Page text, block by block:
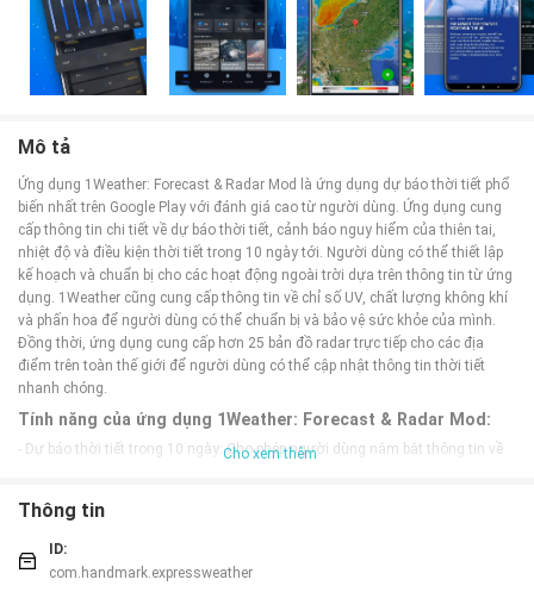
Mô tả
Ứng dụng 1Weather: Forecast & Radar Mod là ứng dụng dự báo thời tiết phổ
biến nhất trên Google Play với đánh giá cao từ người dùng. Ứng dụng cung
cấp thông tin chi tiết về dự báo thời tiết, cảnh báo nguy hiểm của thiên tai,
nhiệt độ và điều kiện thời tiết trong 10 ngày tới. Người dùng có thể thiết lập
kế hoạch và chuẩn bị cho các hoạt động ngoài trời dựa trên thông tin từ ứng
dụng. 1Weather cũng cung cấp thông tin về chỉ số UV, chất lượng không khí
và phấn hoa để người dùng có thể chuẩn bị và bảo vệ sức khỏe của mình.
Đồng thời, ứng dụng cung cấp hơn 25 bản đồ radar trực tiếp cho các địa
điểm trên toàn thế giới để người dùng có thể cập nhật thông tin thời tiết
nhanh chóng.
Tính năng của ứng dụng 1Weather: Forecast & Radar Mod:
- Dự báo thời tiết trong 10 ngày: Cho phép người dùng nắm bắt thông tin về
của thiên tai như bão, lũ lụt, hạn hán.
- Chỉ số UV và chất lượng không khí: Cung cấp thông tin về chỉ số UV và chất
lượng không khí để giúp bảo vệ sức khỏe của người dùng.
- Dữ liệu phấn hoa và cỏ dại: 1Weather giúp người dùng cập nhật thông tin về
Cho xem thêm
Thông tin
ID:
com.handmark.expressweather